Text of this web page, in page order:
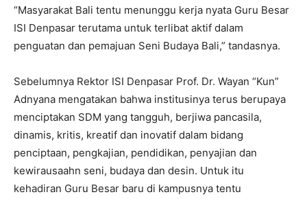
“Masyarakat Bali tentu menunggu kerja nyata Guru Besar
ISI Denpasar terutama untuk terlibat aktif dalam
penguatan dan pemajuan Seni Budaya Bali,” tandasnya.
Sebelumnya Rektor ISI Denpasar Prof. Dr. Wayan “Kun”
Adnyana mengatakan bahwa institusinya terus berupaya
menciptakan SDM yang tangguh, berjiwa pancasila,
dinamis, kritis, kreatif dan inovatif dalam bidang
penciptaan, pengkajian, pendidikan, penyajian dan
kewirausaahn seni, budaya dan desin. Untuk itu
kehadiran Guru Besar baru di kampusnya tentu